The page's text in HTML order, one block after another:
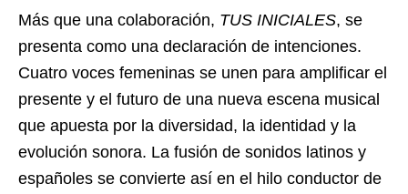
Más que una colaboración, TUS INICIALES, se
presenta como una declaración de intenciones.
Cuatro voces femeninas se unen para amplificar el
presente y el futuro de una nueva escena musical
que apuesta por la diversidad, la identidad y la
evolución sonora. La fusión de sonidos latinos y
españoles se convierte así en el hilo conductor de